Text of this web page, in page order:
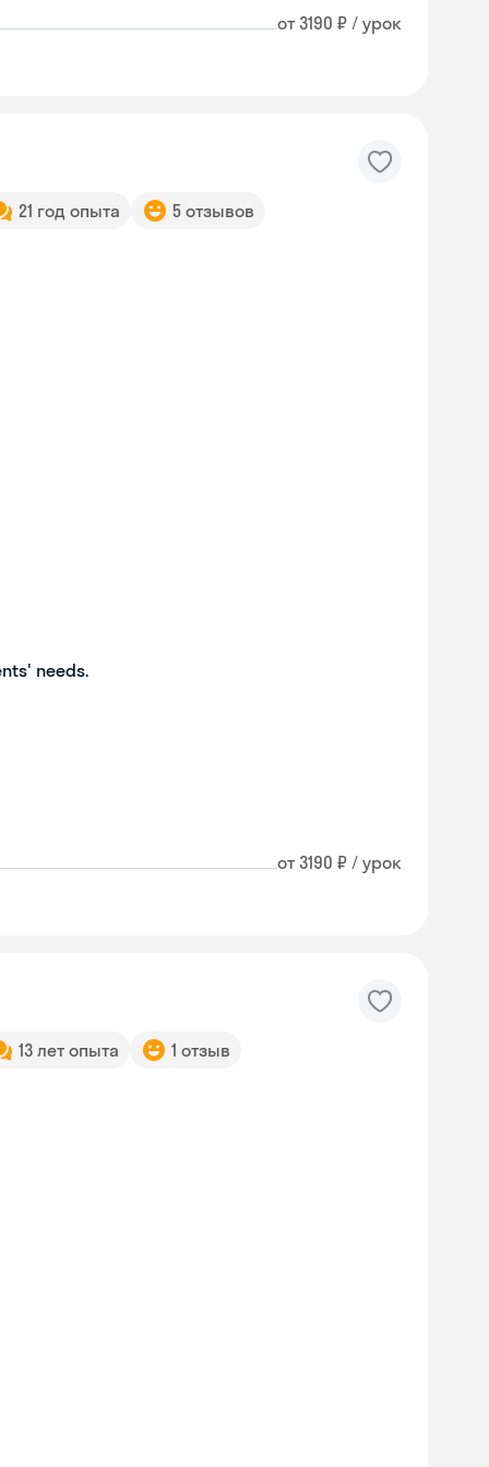
от 3190 ₽ / урок
21 год опыта 5 отзывов
needs.
от 3190 ₽ / урок
13 лет опыта 1 отзыв